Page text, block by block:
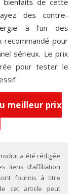
bienfaits de cette
des contre-
à l’un des
recommandé pour
sérieux. Le prix
pour tester le
meilleur prix
a été rédigée
liens d’affiliation
fournis à titre
cet article peut